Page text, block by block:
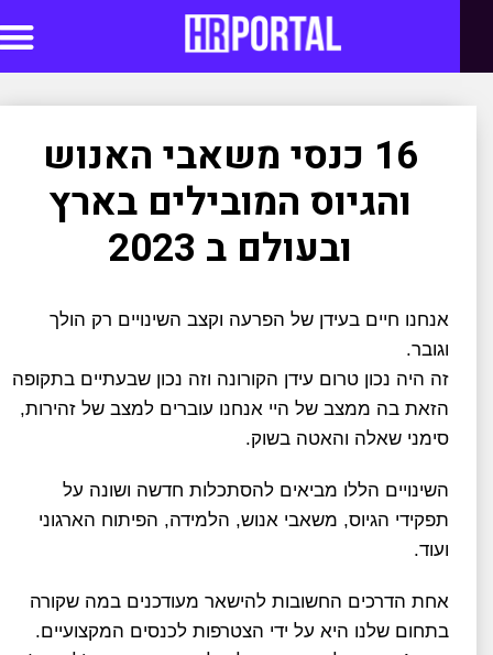
16 כנסי משאבי האנוש
והגיוס המובילים בארץ
ובעולם ב 2023
אנחנו חיים בעידן של הפרעה וקצב השינויים רק הולך
וגובר.
זה היה נכון טרום עידן הקורונה וזה נכון שבעתיים בתקופה
הזאת בה ממצב של היי אנחנו עוברים למצב של זהירות,
סימני שאלה והאטה בשוק.
השינויים הללו מביאים להסתכלות חדשה ושונה על
תפקידי הגיוס, משאבי אנוש, הלמידה, הפיתוח הארגוני
ועוד.
אחת הדרכים החשובות להישאר מעודכנים במה שקורה
בתחום שלנו היא על ידי הצטרפות לכנסים המקצועיים.